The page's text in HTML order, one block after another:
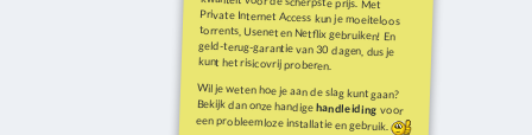
kunt het risicovrij proberen.
Wil je weten hoe je aan de slag kunt gaan?
Bekijk dan onze handigehandleiding voor
een probleemloze installatie en gebruik.